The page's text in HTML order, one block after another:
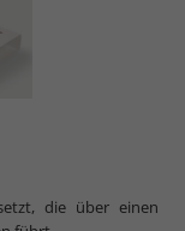
die über einen